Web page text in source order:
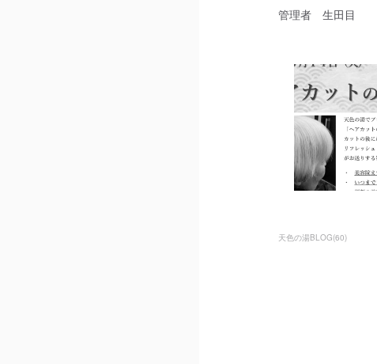
管理者 生田目
天色の湯BLOG(60)